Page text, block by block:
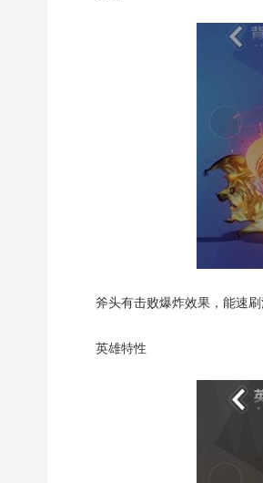
斧头有击败爆炸效果，能速
英雄特性